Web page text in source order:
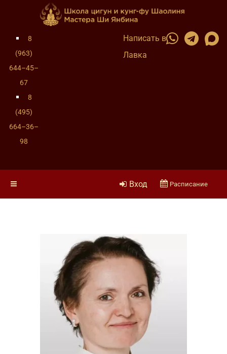
8
(963)
644–45–
67
8
(495)
664–36–
98
Написать в
Лавка
Вход Расписание